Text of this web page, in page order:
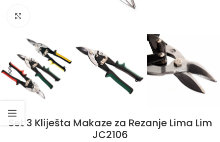
Set 3 Kliješta Makaze za Rezanje Lima Lim
JC2106